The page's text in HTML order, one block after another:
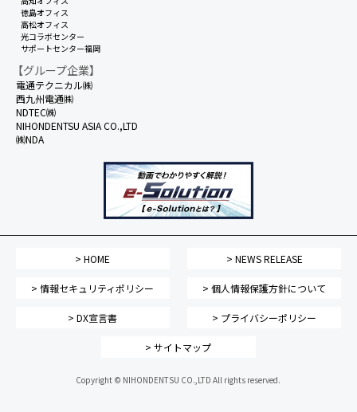
徳島オフィス
高松オフィス
光コラボセンター
サポートセンター福岡
【グループ企業】
電通テクニカル㈱
西九州電通㈱
NDTEC㈱
NIHONDENTSU ASIA CO.,LTD
㈱NDA
> HOME > NEWS RELEASE
> 情報セキュリティポリシー > 個人情報保護方針について
> DX宣言書 > プライバシーポリシー
> サイトマップ
Copyright © NIHONDENTSU CO.,LTD All rights reserved.